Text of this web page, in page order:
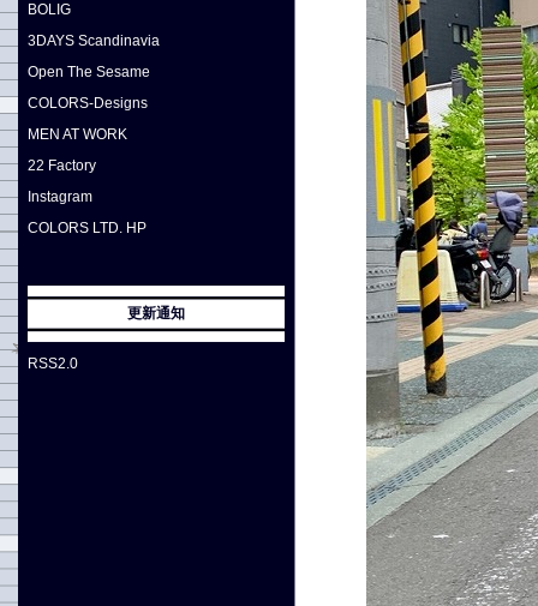
BOLIG
3DAYS Scandinavia
Open The Sesame
COLORS-Designs
MEN AT WORK
22 Factory
Instagram
COLORS LTD. HP
更新通知
RSS2.0